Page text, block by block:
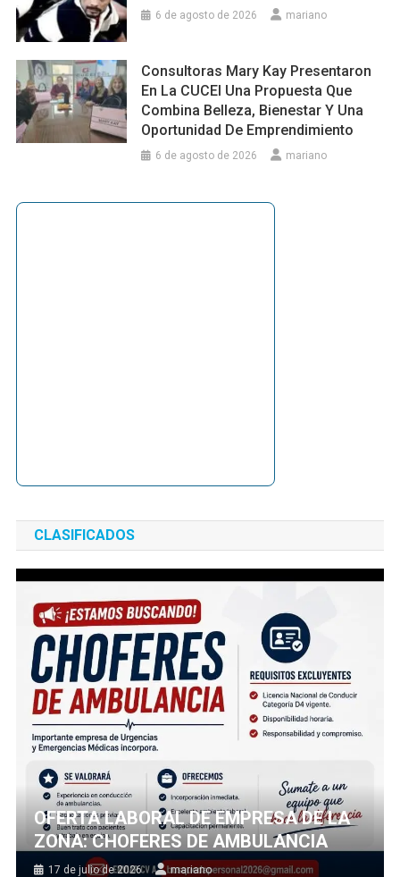
6 de agosto de 2026 mariano
Consultoras Mary Kay Presentaron
En La CUCEI Una Propuesta Que
Combina Belleza, Bienestar Y Una
Oportunidad De Emprendimiento
6 de agosto de 2026 mariano
CLASIFICADOS
OFERTA LABORAL DE EMPRESA DE LA
ZONA: CHOFERES DE AMBULANCIA
17 de julio de 2026 mariano